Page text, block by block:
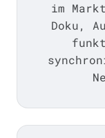
im
Doku,